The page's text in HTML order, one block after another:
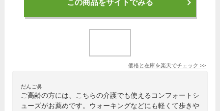
この商品をサイトでみる
価格と在庫を楽天でチェック >>
だんご鼻
ご高齢の方には、こちらの介護でも使えるコンフォートシ
ューズがお薦めです。ウォーキングなどにも軽くて歩きや